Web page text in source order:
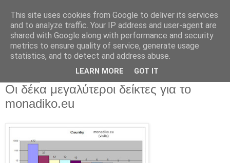
Οι δέκα μεγαλύτεροι δείκτες για το
monadiko.eu
This site uses cookies from Google to deliver its services
and to analyze traffic. Your IP address and user-agent are
shared with Google along with performance and security
metrics to ensure quality of service, generate usage
statistics, and to detect and address abuse.
LEARN MORE GOT IT